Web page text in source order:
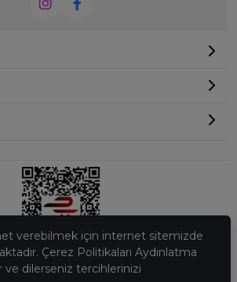
Ela Butik. Tüm hakları saklıdır.
verebilmek için internet sitemizde
Çerez Politikaları Aydınlatma
ve dilerseniz tercihlerinizi